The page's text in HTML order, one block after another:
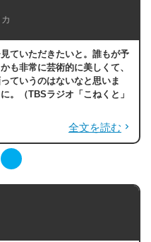
ていただきたいと。誰もが予
も非常に芸術的に美しくて、
ていうのはないなと思いま
。（TBSラジオ「こねくと」
全文を読む